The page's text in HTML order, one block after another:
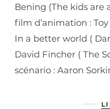
Bening (The kids are
film d’animation :
In a better world (
David Fincher ( The
scénario : Aaron